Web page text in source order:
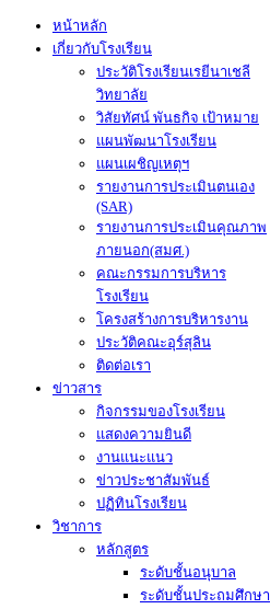
หน้าหลัก
เกี่ยวกับโรงเรียน
ประวัติโรงเรียนเรยีนาเชลี
วิทยาลัย
วิสัยทัศน์ พันธกิจ เป้าหมาย
แผนพัฒนาโรงเรียน
แผนเผชิญเหตุฯ
รายงานการประเมินตนเอง
(SAR)
รายงานการประเมินคุณภาพ
ภายนอก(สมศ.)
คณะกรรมการบริหาร
โรงเรียน
โครงสร้างการบริหารงาน
ประวัติคณะอุร์สุลิน
ติดต่อเรา
ข่าวสาร
กิจกรรมของโรงเรียน
แสดงความยินดี
งานแนะแนว
ข่าวประชาสัมพันธ์
ปฏิทินโรงเรียน
วิชาการ
หลักสูตร
ระดับชั้นอนุบาล
ระดับชั้นประถมศึกษา